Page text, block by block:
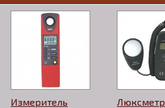
Измеритель
Люксметр